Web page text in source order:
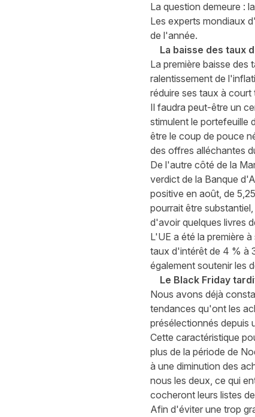
La question demeure :
Les experts mondiaux
de l'année.
La baisse des taux
La première baisse des
ralentissement de
réduire ses taux à court
Il faudra peut-être un
stimulent le portefeuille
être le coup de pouce
des offres alléchantes
De l'autre côté de la
verdict de la Banque
positive en août, de
pourrait être
d'avoir quelques livres
L'UE a été la première
taux d'intérêt de 4 % à
également soutenir les
Le Black Friday
Nous avons déjà
tendances qu'ont les
présélectionnés depuis
Cette caractéristique
plus de la période de
à une diminution des
nous les deux, ce qui
cocheront leurs listes
Afin d'éviter une trop